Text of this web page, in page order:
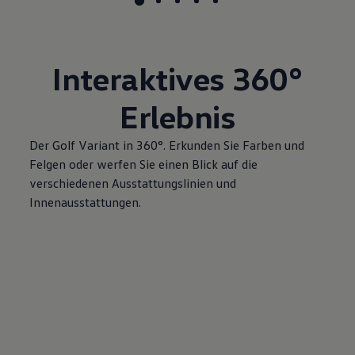
Interaktives 360°
Erlebnis
Der Golf Variant in 360°. Erkunden Sie Farben und
Felgen oder werfen Sie einen Blick auf die
verschiedenen Ausstattungslinien und
Innenausstattungen.